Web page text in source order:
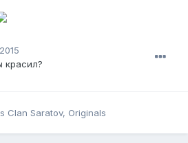
красил?
Clan Saratov, Originals